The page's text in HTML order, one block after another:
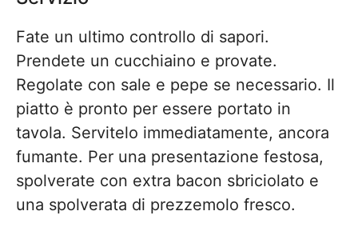
Fate un ultimo controllo di sapori.
Prendete un cucchiaino e provate.
Regolate con sale e pepe se necessario. Il
piatto è pronto per essere portato in
tavola. Servitelo immediatamente, ancora
fumante. Per una presentazione festosa,
spolverate con extra bacon sbriciolato e
una spolverata di prezzemolo fresco.